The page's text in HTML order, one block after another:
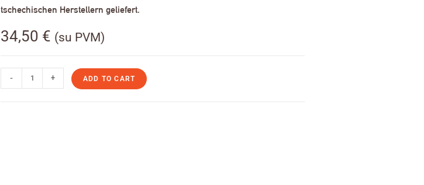
tschechischen Herstellern geliefert.
34,50 € (su PVM)
- + ADD TO CART